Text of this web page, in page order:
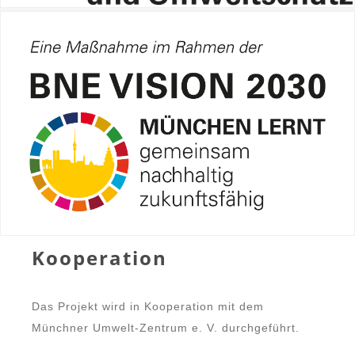
Kooperation
Das Projekt wird in Kooperation mit dem
Münchner Umwelt-Zentrum e. V. durchgeführt.